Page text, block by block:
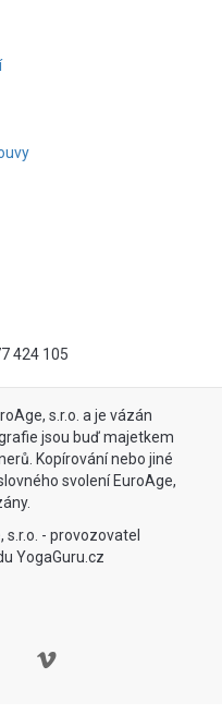
424 105
s.r.o. a je vázán
jsou buď majetkem
Kopírování nebo jiné
svolení EuroAge,
- provozovatel
YogaGuru.cz